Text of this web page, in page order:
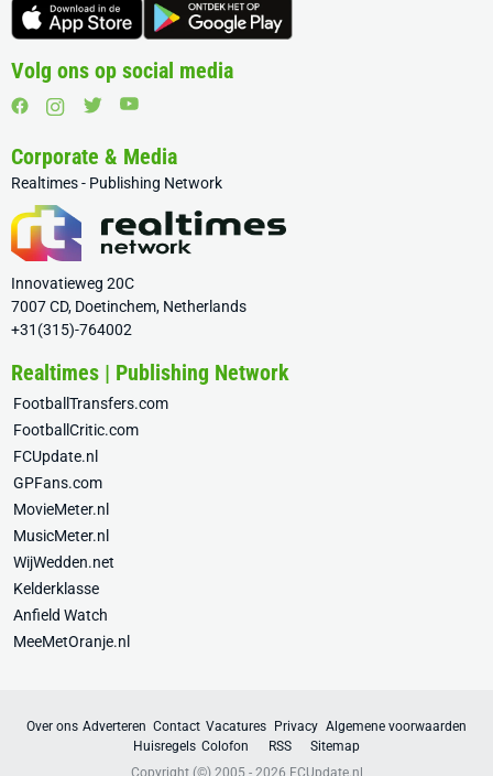
Volg ons op social media
Corporate & Media
Realtimes - Publishing Network
Innovatieweg 20C
7007 CD, Doetinchem, Netherlands
+31(315)-764002
Realtimes | Publishing Network
FootballTransfers.com
FootballCritic.com
FCUpdate.nl
GPFans.com
MovieMeter.nl
MusicMeter.nl
WijWedden.net
Kelderklasse
Anfield Watch
MeeMetOranje.nl
Over ons Adverteren Contact Vacatures Privacy Algemene voorwaarden
Huisregels Colofon RSS
Sitemap
Copyright (©) 2005 - 2026 FCUpdate.nl